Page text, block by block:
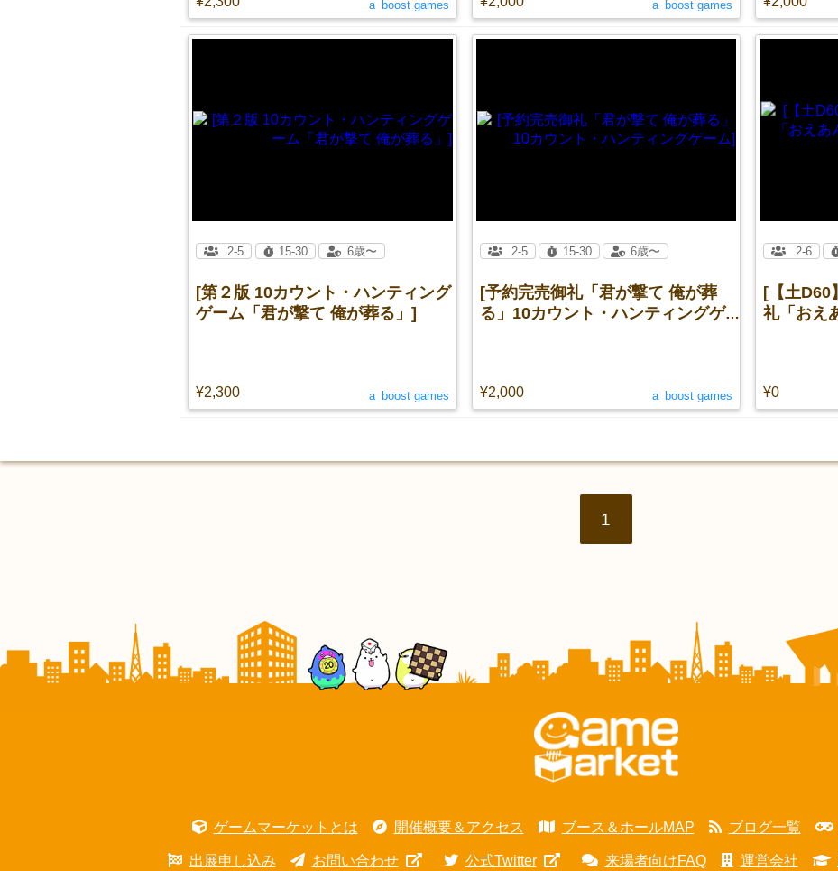
a_boost games a_boost games
[第２版 10カウント・ハンティング
ゲーム「君が撃て 俺が葬る」]
¥2,300
2-5 15-30 6歳〜
a_boost games
[予約完売御礼「君が撃て 俺が葬
る」10カウント・ハンティングゲ
¥2,000
2-5 15-30 6歳〜
a_boost games
[【土D60
礼「おえ
¥0
2-6
1
ゲームマーケットとは 開催概要＆アクセス ブース＆ホールMAP ブログ一覧
出展申し込み お問い合わせ 公式Twitter 来場者向けFAQ 運営会社